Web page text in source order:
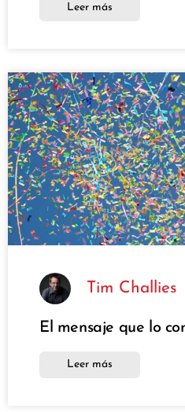
Leer más
Tim Challies
El mensaje que lo
Leer más